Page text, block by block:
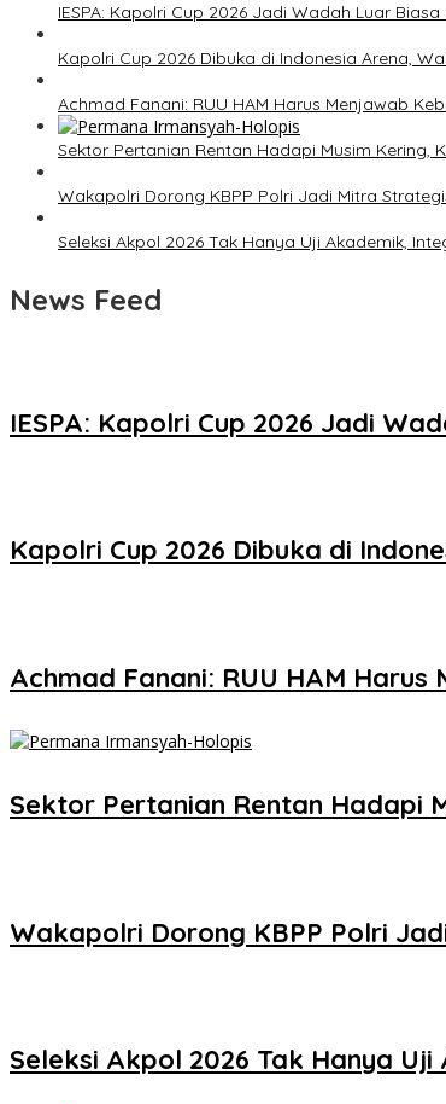
IESPA: Kapolri Cup 2026 Jadi Wadah Luar
Kapolri Cup 2026 Dibuka di Indonesia Arena,
Achmad Fanani: RUU HAM Harus Menjawab
Sektor Pertanian Rentan Hadapi Musim Kering,
Wakapolri Dorong KBPP Polri Jadi Mitra
Seleksi Akpol 2026 Tak Hanya Uji Akademik,
News Feed
IESPA: Kapolri Cup 2026 Jadi
Kapolri Cup 2026 Dibuka di
Achmad Fanani: RUU HAM
Sektor Pertanian Rentan Hadapi
Wakapolri Dorong KBPP Polri
Seleksi Akpol 2026 Tak Hanya